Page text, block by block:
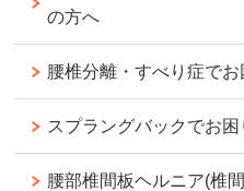
の方へ
腰椎分離・すべり症で
スプラングバックでお
腰部椎間板ヘルニア(椎